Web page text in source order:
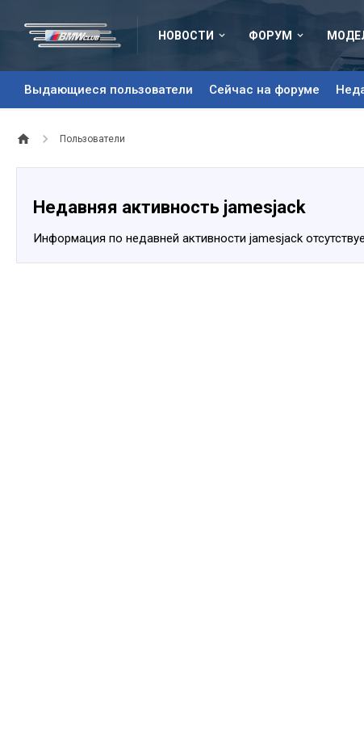
НОВОСТИ ФОРУМ
Выдающиеся пользователи Сейчас на форуме
Пользователи
Недавняя активность jamesjack
Информация по недавней активности jamesjack